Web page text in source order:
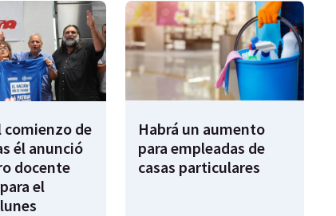
comienzo de
él anunció
docente
el
Habrá un aumento
para empleadas de
casas particulares